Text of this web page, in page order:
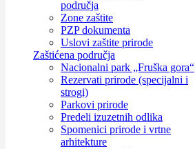
područja
Zone zaštite
PZP dokumenta
Uslovi zaštite prirode
Zaštićena područja
Nacionalni park „Fruška gora“
Rezervati prirode (specijalni i
strogi)
Parkovi prirode
Predeli izuzetnih odlika
Spomenici prirode i vrtne
arhitekture